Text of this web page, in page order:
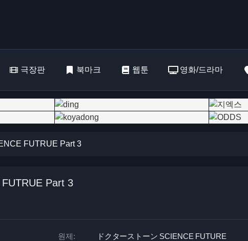
극장판 북마크 웹툰 영화/드라마
FUTRUE Part 3
Part 3
원제: ドクターストーン SCIENCE FUTURE